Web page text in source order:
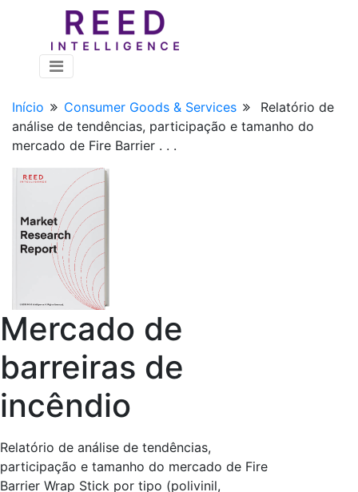
Início Consumer Goods & Services
Relatório de
análise de tendências, participação e tamanho do
mercado de Fire Barrier . . .
Mercado de
barreiras de
incêndio
Relatório de análise de tendências,
participação e tamanho do mercado de Fire
Barrier Wrap Stick por tipo (polivinil,